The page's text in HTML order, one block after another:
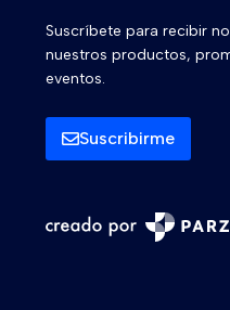
Suscríbete para recibir
nuestros productos,
eventos.
Suscribirme